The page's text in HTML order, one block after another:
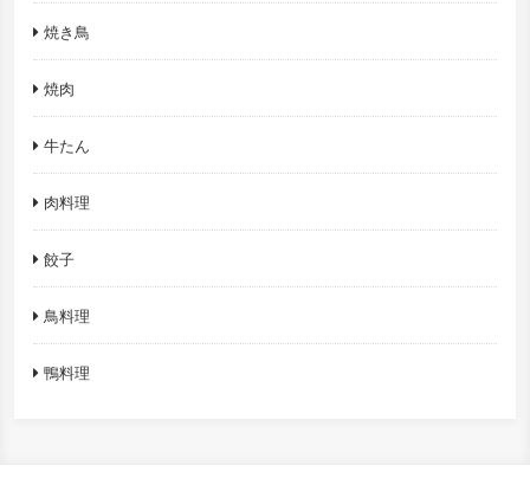
焼き鳥
焼肉
牛たん
肉料理
餃子
鳥料理
鴨料理